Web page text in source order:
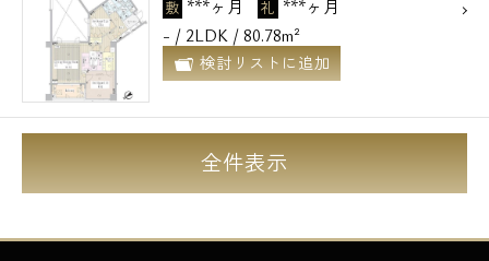
敷 ***ヶ月 礼 ***ヶ月
- / 2LDK / 80.78m²
検討リストに追加
全件表示